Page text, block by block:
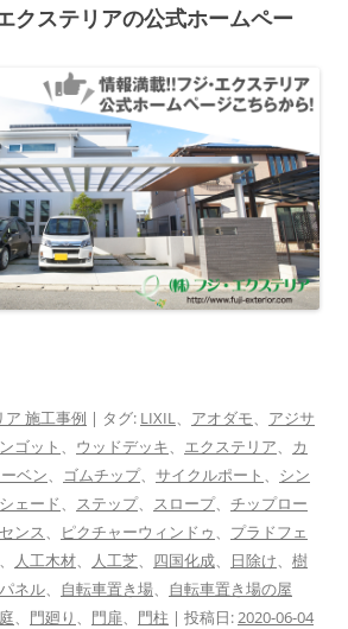
クステリアの公式ホームペー
ア 施工事例 | タグ: LIXIL、 アオダモ、 アジサ
ゴット 、 ウッドデッキ、 エクステリア、
カ
ベン、 ゴムチップ、 サイクルポート 、 シン
ェード、 ステップ、 スロープ、 チップロー
ンス、 ピクチャーウィンドゥ、 プラドフェ
、 人工木材、 人工芝、 四国化成、 日除け、 樹
ネル、 自転車置き場、 自転車置き場の屋
、 門廻り 、 門扉、 門柱 | 投稿日:2020-06-04